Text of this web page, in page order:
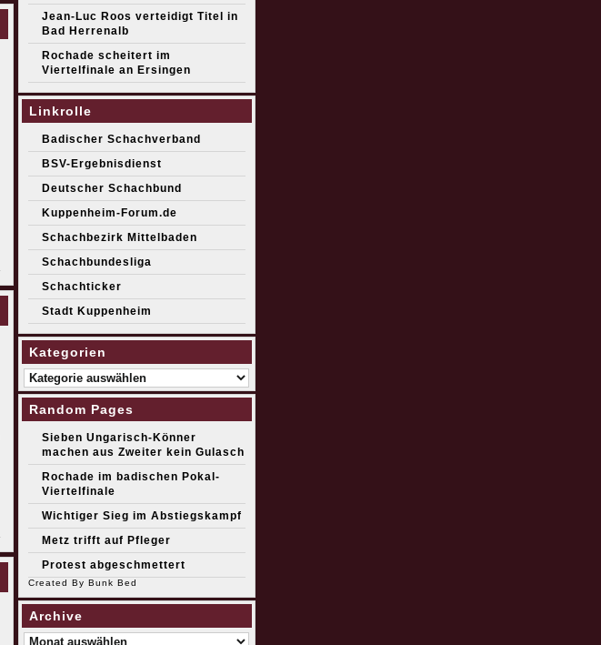
Jean-Luc Roos verteidigt Titel in
Bad Herrenalb
Rochade scheitert im
Viertelfinale an Ersingen
Linkrolle
Badischer Schachverband
BSV-Ergebnisdienst
Deutscher Schachbund
Kuppenheim-Forum.de
Schachbezirk Mittelbaden
Schachbundesliga
Schachticker
Stadt Kuppenheim
Kategorien
Kategorien
Random Pages
Sieben Ungarisch-Könner
machen aus Zweiter kein Gulasch
Rochade im badischen Pokal-
Viertelfinale
Wichtiger Sieg im Abstiegskampf
Metz trifft auf Pfleger
Protest abgeschmettert
Created By Bunk Bed
Archive
Archive